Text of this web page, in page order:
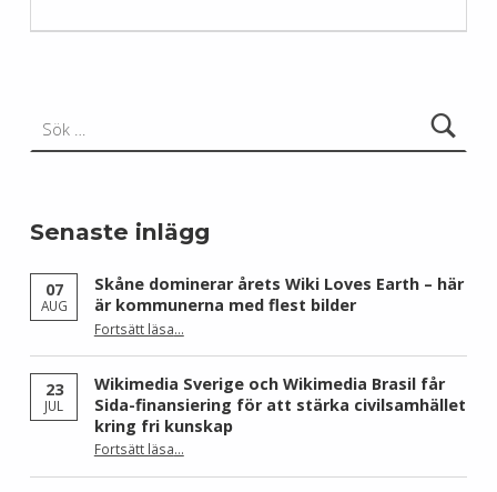
Senaste inlägg
07
AUG
Skåne dominerar årets Wiki Loves Earth – här
är kommunerna med flest bilder
Fortsätt läsa“Skåne dominerar årets Wiki Loves Earth – här är kommunerna med flest bilder”
…
23
JUL
Wikimedia Sverige och Wikimedia Brasil får
Sida-finansiering för att stärka civilsamhället
kring fri kunskap
Fortsätt läsa“Wikimedia Sverige och Wikimedia Brasil får Sida-finansiering för att stärka civilsamhället kring fri kunskap”
…